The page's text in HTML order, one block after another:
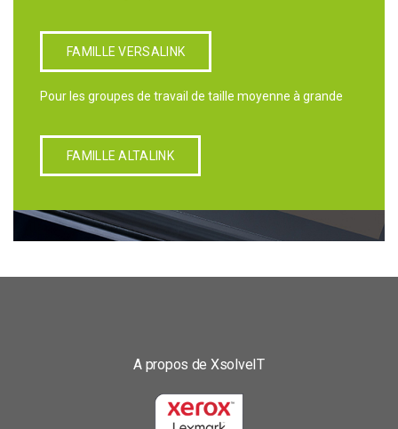
FAMILLE VERSALINK
Pour les groupes de travail de taille moyenne à grande
FAMILLE ALTALINK
A propos de XsolveIT